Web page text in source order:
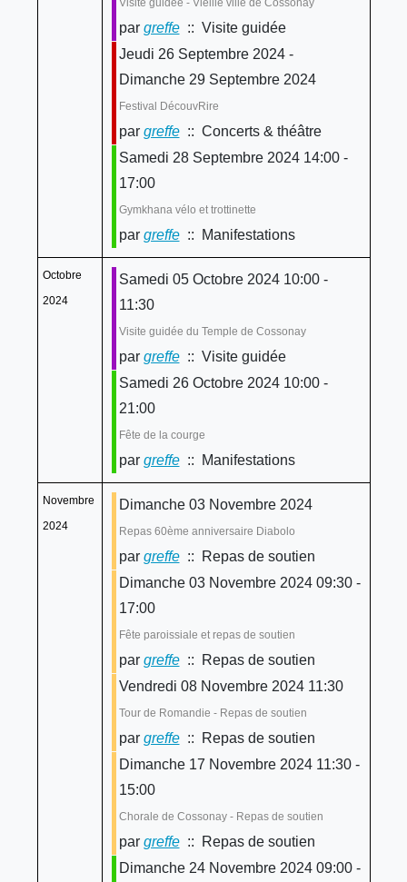
Visite guidée - Vieille ville de Cossonay
par greffe:: Visite guidée
Jeudi 26 Septembre 2024 -
Dimanche 29 Septembre 2024
Festival DécouvRire
par greffe:: Concerts & théâtre
Samedi 28 Septembre 2024 14:00 -
17:00
Gymkhana vélo et trottinette
par greffe:: Manifestations
Octobre
2024
Samedi 05 Octobre 2024 10:00 -
11:30
Visite guidée du Temple de Cossonay
par greffe:: Visite guidée
Samedi 26 Octobre 2024 10:00 -
21:00
Fête de la courge
par greffe:: Manifestations
Novembre
2024
Dimanche 03 Novembre 2024
Repas 60ème anniversaire Diabolo
par greffe:: Repas de soutien
Dimanche 03 Novembre 2024 09:30 -
17:00
Fête paroissiale et repas de soutien
par greffe:: Repas de soutien
Vendredi 08 Novembre 2024 11:30
Tour de Romandie - Repas de soutien
par greffe:: Repas de soutien
Dimanche 17 Novembre 2024 11:30 -
15:00
Chorale de Cossonay - Repas de soutien
par greffe:: Repas de soutien
Dimanche 24 Novembre 2024 09:00 -